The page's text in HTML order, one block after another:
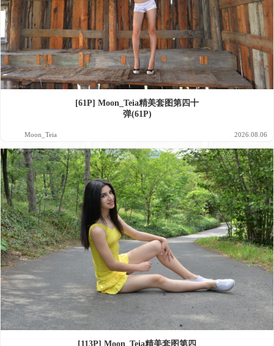
[61P] Moon_Teia精美套图第四十
弹(61P)
Moon_Teia 2026.08.06
[113P] Moon_Teia精美套图第四